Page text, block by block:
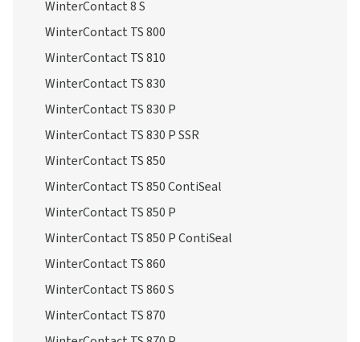
WinterContact 8 S
WinterContact TS 800
WinterContact TS 810
WinterContact TS 830
WinterContact TS 830 P
WinterContact TS 830 P SSR
WinterContact TS 850
WinterContact TS 850 ContiSeal
WinterContact TS 850 P
WinterContact TS 850 P ContiSeal
WinterContact TS 860
WinterContact TS 860 S
WinterContact TS 870